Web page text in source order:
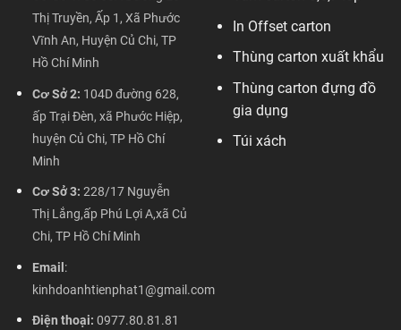
Thị Truyền, Ấp 1, Xã Phước
Vĩnh An, Huyện Củ Chi, TP
Hồ Chí Minh
Cơ Sở 2: 104D đường 628,
ấp Trại Đèn, xã Phước Hiệp,
huyện Củ Chi, TP Hồ Chí
Minh
Cơ Sở 3: 228/17 Nguyễn
Thị Lắng,ấp Phú Lợi A,xã Củ
Chi, TP Hồ Chí Minh
Email :
kinhdoanhtienphat1@gmail.com
Điện thoại: 0977.80.81.81
In Offset carton
Thùng carton xuất khẩu
Thùng carton đựng đồ
gia dụng
Túi xách